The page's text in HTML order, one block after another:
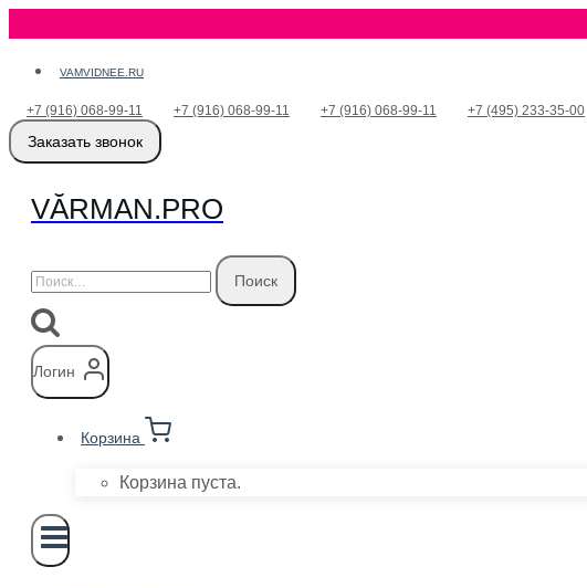
Перейти
содержимому
VAMVIDNEE.RU
+7 (916) 068-99-11 +7 (916) 068-99-11 +7 (916) 068-99-11 +7 (495) 233-35-00
Заказать звонок
VӐRMAN.PRO
Найти:
Логин
Корзина
Корзина пуста.